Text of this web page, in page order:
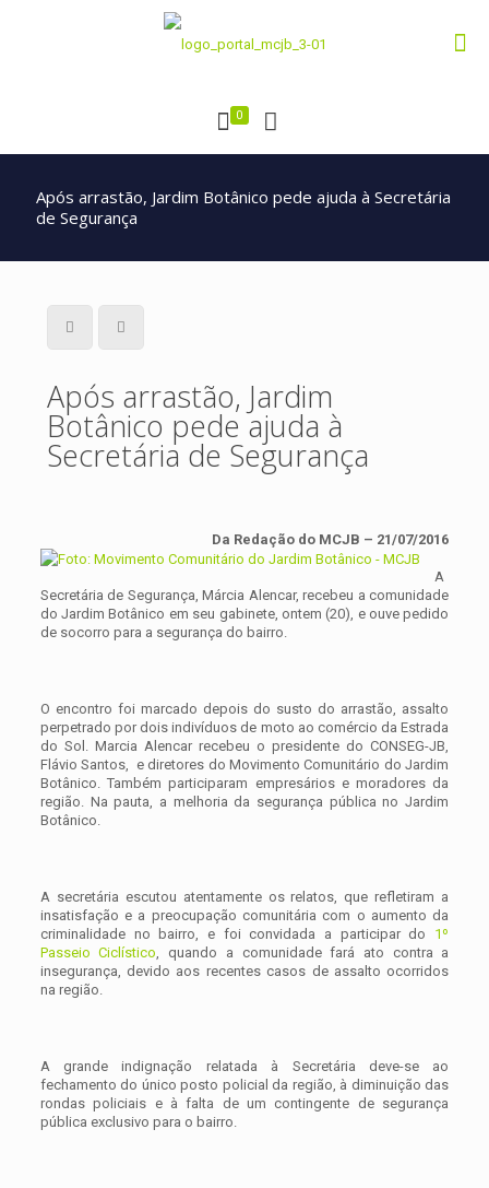
0
Após arrastão, Jardim Botânico pede ajuda à Secretária
de Segurança
Após arrastão, Jardim
Botânico pede ajuda à
Secretária de Segurança
Da Redação do MCJB – 21/07/2016
A
Secretária de Segurança, Márcia Alencar, recebeu a comunidade
do Jardim Botânico em seu gabinete, ontem (20), e ouve pedido
de socorro para a segurança do bairro.
O encontro foi marcado depois do susto do arrastão, assalto
perpetrado por dois indivíduos de moto ao comércio da Estrada
do Sol. Marcia Alencar recebeu o presidente do CONSEG-JB,
Flávio Santos, e diretores do Movimento Comunitário do Jardim
Botânico. Também participaram empresários e moradores da
região. Na pauta, a melhoria da segurança pública no Jardim
Botânico.
A secretária escutou atentamente os relatos, que refletiram a
insatisfação e a preocupação comunitária com o aumento da
criminalidade no bairro, e foi convidada a participar do 1º
Passeio Ciclístico , quando a comunidade fará ato contra a
insegurança, devido aos recentes casos de assalto ocorridos
na região.
A grande indignação relatada à Secretária deve-se ao
fechamento do único posto policial da região, à diminuição das
rondas policiais e à falta de um contingente de segurança
pública exclusivo para o bairro.